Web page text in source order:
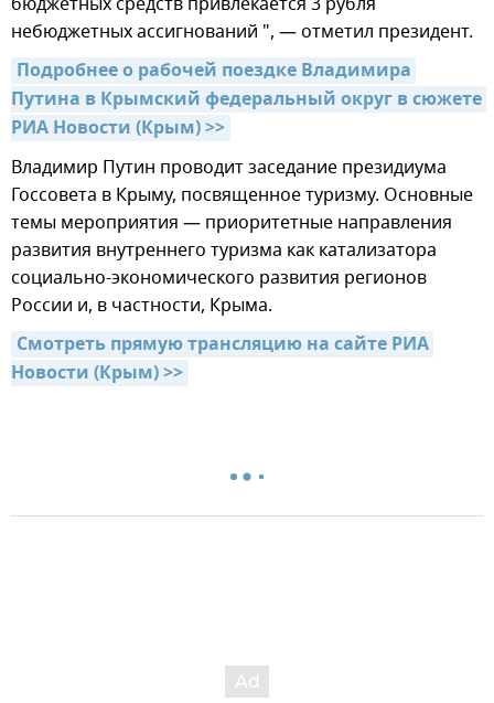
небюджетных ассигнований ", — отметил президент.
Подробнее о рабочей поездке Владимира
Путина в Крымский федеральный округ в сюжете
РИА Новости (Крым) >>
Владимир Путин проводит заседание президиума
Госсовета в Крыму, посвященное туризму. Основные
темы мероприятия — приоритетные направления
развития внутреннего туризма как катализатора
социально-экономического развития регионов
России и, в частности, Крыма.
Смотреть прямую трансляцию на сайте РИА
Новости (Крым) >>